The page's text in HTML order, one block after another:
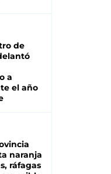
de
a
el año
naranja
ráfagas